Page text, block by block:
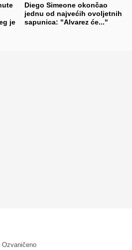
je
Diego Simeone okončao
jednu od najvećih ovoljetnih
sapunica: "Alvarez će..."
Ozvaničeno